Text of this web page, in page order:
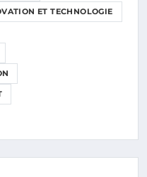
ET TECHNOLOGIE